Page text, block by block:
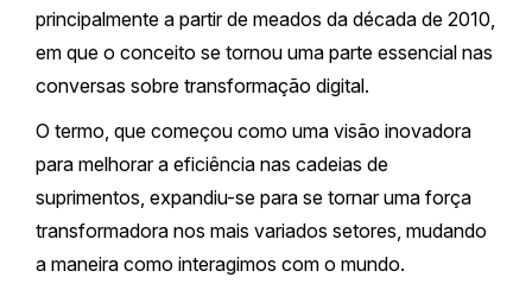
principalmente a partir de meados da década de 2010,
em que o conceito se tornou uma parte essencial nas
conversas sobre transformação digital.
O termo, que começou como uma visão inovadora
para melhorar a eficiência nas cadeias de
suprimentos, expandiu-se para se tornar uma força
transformadora nos mais variados setores, mudando
a maneira como interagimos com o mundo.